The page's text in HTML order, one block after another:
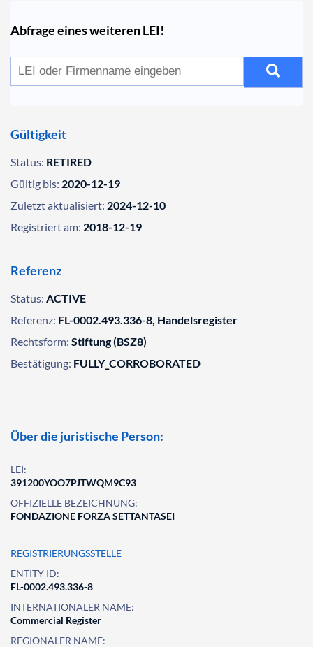
Abfrage eines weiteren LEI!
Gültigkeit
Status: RETIRED
Gültig bis: 2020-12-19
Zuletzt aktualisiert: 2024-12-10
Registriert am: 2018-12-19
Referenz
Status: ACTIVE
Referenz: FL-0002.493.336-8, Handelsregister
Rechtsform: Stiftung (BSZ8)
Bestätigung: FULLY_CORROBORATED
Über die juristische Person:
LEI:
391200YOO7PJTWQM9C93
OFFIZIELLE BEZEICHNUNG:
FONDAZIONE FORZA SETTANTASEI
REGISTRIERUNGSSTELLE
ENTITY ID:
FL-0002.493.336-8
INTERNATIONALER NAME:
Commercial Register
REGIONALER NAME: